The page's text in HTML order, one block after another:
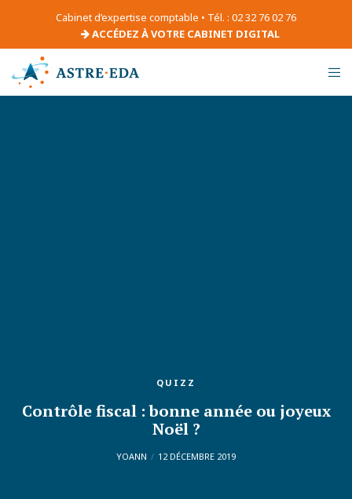
Cabinet d’expertise comptable • Tél. : 02 32 76 02 76
ACCÉDEZ À VOTRE CABINET DIGITAL
QUIZZ
Contrôle fiscal : bonne année ou joyeux
Noël ?
YOANN 12 DÉCEMBRE 2019